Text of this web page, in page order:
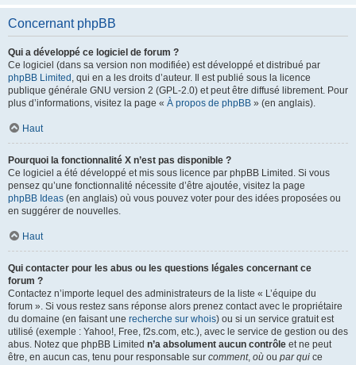
Concernant phpBB
Qui a développé ce logiciel de forum ?
Ce logiciel (dans sa version non modifiée) est développé et distribué par
phpBB Limited , qui en a les droits d’auteur. Il est publié sous la licence
publique générale GNU version 2 (GPL-2.0) et peut être diffusé librement. Pour
plus d’informations, visitez la page « À propos de phpBB » (en anglais).
Haut
Pourquoi la fonctionnalité X n’est pas disponible ?
Ce logiciel a été développé et mis sous licence par phpBB Limited. Si vous
pensez qu’une fonctionnalité nécessite d’être ajoutée, visitez la page
phpBB Ideas (en anglais) où vous pouvez voter pour des idées proposées ou
en suggérer de nouvelles.
Haut
Qui contacter pour les abus ou les questions légales concernant ce
forum ?
Contactez n’importe lequel des administrateurs de la liste « L’équipe du
forum ». Si vous restez sans réponse alors prenez contact avec le propriétaire
du domaine (en faisant une recherche sur whois) ou si un service gratuit est
utilisé (exemple : Yahoo!, Free, f2s.com, etc.), avec le service de gestion ou des
abus. Notez que phpBB Limited n’a absolument aucun contrôle et ne peut
être, en aucun cas, tenu pour responsable sur comment, où ou par qui ce